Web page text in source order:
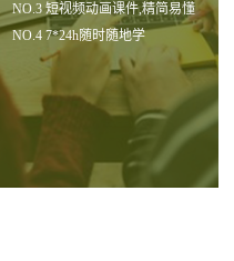
NO.3 短视频动画课件,精简易懂
NO.4 7*24h随时随地学